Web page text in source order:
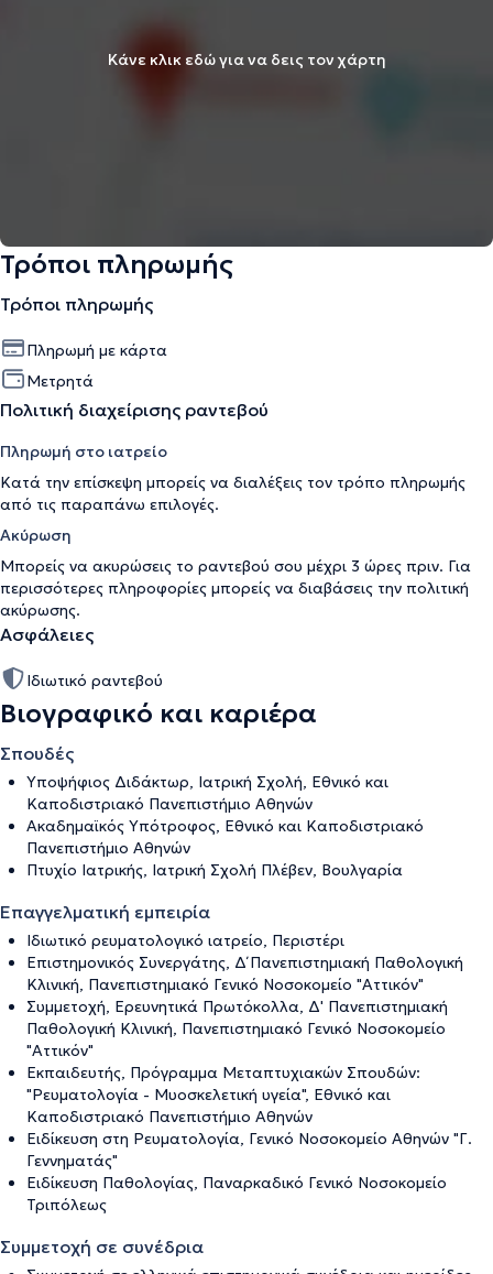
Κάνε κλικ εδώ για να δεις τον χάρτη
Τρόποι πληρωμής
Τρόποι πληρωμής
Πληρωμή με κάρτα
Μετρητά
Πολιτική διαχείρισης ραντεβού
Πληρωμή στο ιατρείο
Κατά την επίσκεψη μπορείς να διαλέξεις τον τρόπο πληρωμής
από τις παραπάνω επιλογές.
Ακύρωση
Μπορείς να ακυρώσεις το ραντεβού σου μέχρι 3 ώρες πριν. Για
περισσότερες πληροφορίες μπορείς να διαβάσεις την πολιτική
ακύρωσης.
Ασφάλειες
Ιδιωτικό ραντεβού
Βιογραφικό και καριέρα
Σπουδές
Υποψήφιος Διδάκτωρ, Ιατρική Σχολή, Εθνικό και
Καποδιστριακό Πανεπιστήμιο Αθηνών
Ακαδημαϊκός Υπότροφος, Εθνικό και Καποδιστριακό
Πανεπιστήμιο Αθηνών
Πτυχίο Ιατρικής, Ιατρική Σχολή Πλέβεν, Βουλγαρία
Επαγγελματική εμπειρία
Ιδιωτικό ρευματολογικό ιατρείο, Περιστέρι
Επιστημονικός Συνεργάτης, Δ΄ Πανεπιστημιακή Παθολογική
Κλινική, Πανεπιστημιακό Γενικό Νοσοκομείο "Αττικόν"
Συμμετοχή, Ερευνητικά Πρωτόκολλα, Δ' Πανεπιστημιακή
Παθολογική Κλινική, Πανεπιστημιακό Γενικό Νοσοκομείο
"Αττικόν"
Εκπαιδευτής, Πρόγραμμα Μεταπτυχιακών Σπουδών:
"Ρευματολογία - Μυοσκελετική υγεία", Εθνικό και
Καποδιστριακό Πανεπιστήμιο Αθηνών
Ειδίκευση στη Ρευματολογία, Γενικό Νοσοκομείο Αθηνών "Γ.
Γεννηματάς"
Ειδίκευση Παθολογίας, Παναρκαδικό Γενικό Νοσοκομείο
Τριπόλεως
Συμμετοχή σε συνέδρια